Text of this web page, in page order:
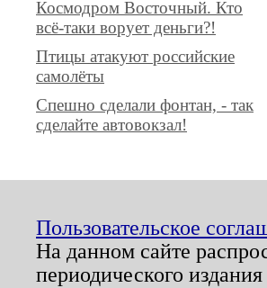
Космодром Восточный. Кто
всё-таки ворует деньги?!
Птицы атакуют российские
самолёты
Спешно сделали фонтан, - так
сделайте автовокзал!
Пользовательское
На данном сайте
периодического